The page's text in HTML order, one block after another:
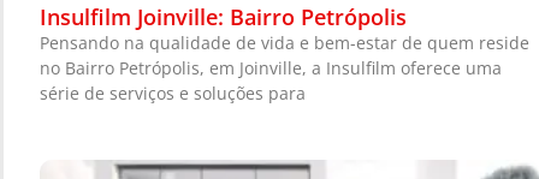
Insulfilm Joinville: Bairro Petrópolis
Pensando na qualidade de vida e bem-estar de quem reside
no Bairro Petrópolis, em Joinville, a Insulfilm oferece uma
série de serviços e soluções para